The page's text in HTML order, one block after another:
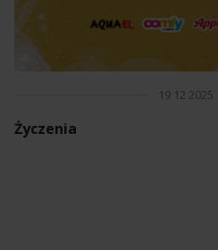
19 12 2025
Życzenia